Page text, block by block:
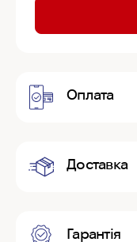
Оплата
Доставка
Гарантія